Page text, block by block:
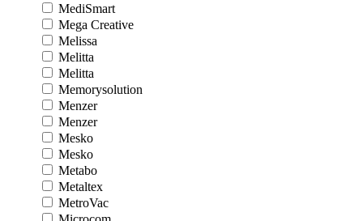
MediSmart
Mega Creative
Melissa
Melitta
Melitta
Memorysolution
Menzer
Menzer
Mesko
Mesko
Metabo
Metaltex
MetroVac